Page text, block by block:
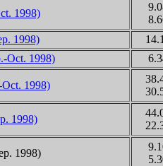
1998)
1998)
Oct. 1998)
Oct. 1998)
1998)
1998)